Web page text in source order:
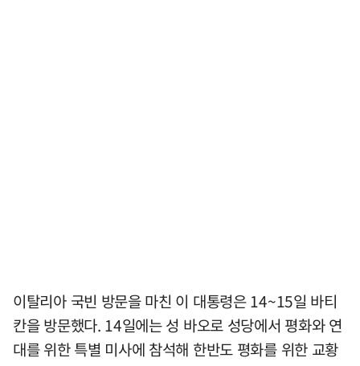
이탈리아 국빈 방문을 마친 이 대통령은 14~15일 바티
칸을 방문했다. 14일에는 성 바오로 성당에서 평화와 연
대를 위한 특별 미사에 참석해 한반도 평화를 위한 교황